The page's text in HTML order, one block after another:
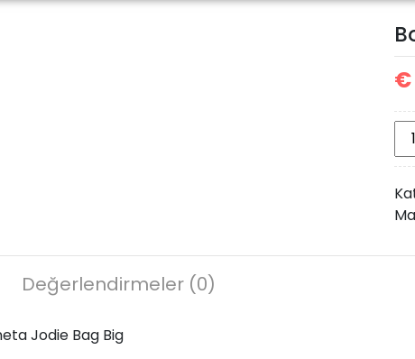
€
Big
Değerlendirmeler (0)
Jodie Bag Big